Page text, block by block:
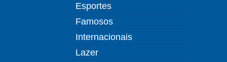
Esportes
Famosos
Internacionais
Lazer